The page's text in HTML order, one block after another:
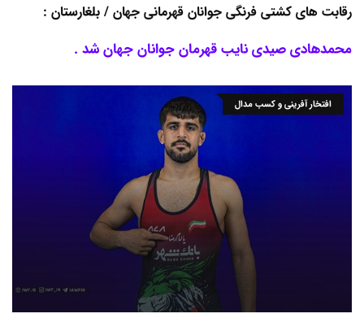
رقابت های کشتی فرنگی جوانان قهرمانی جهان / بلغارستان :
محمدهادی صیدی نایب قهرمان جوانان جهان شد .
افتخار آفرینی و کسب مدال